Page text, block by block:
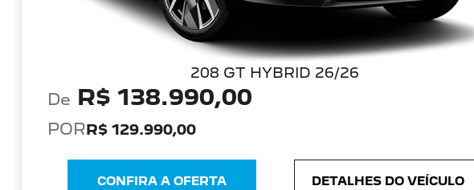
208 GT HYBRID 26/26
De R$ 138.990,00
PORR$ 129.990,00
CONFIRA A OFERTA DETALHES DO VEÍCULO